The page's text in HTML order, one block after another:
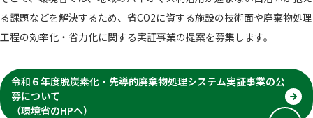
る課題などを解決するため、省CO2に資する施設の技術面や廃棄物処理
工程の効率化・省力化に関する実証事業の提案を募集します。
令和６年度脱炭素化・先導的廃棄物処理システム実証事業の公
募について
（環境省のHPへ）
別